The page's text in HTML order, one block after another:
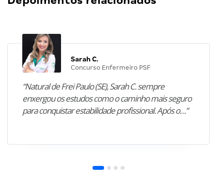
Sarah C.
Concurso Enfermeiro PSF
“Natural de Frei Paulo (SE), Sarah C. sempre
enxergou os estudos como o caminho mais seguro
para conquistar estabilidade profissional. Após o…”